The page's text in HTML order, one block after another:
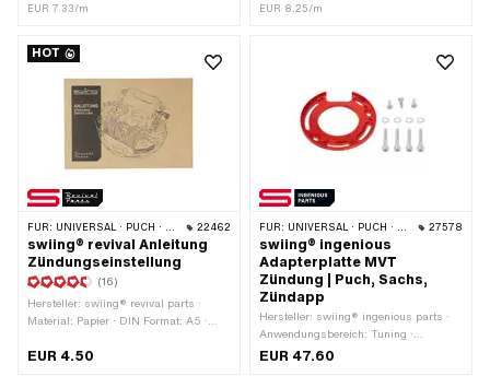
· Subkategorie: Zündkabel
EUR 7.33/m
Subkategorie: Zündkabel · Ø Kabel: 7
EUR 8.25/m
HOT
FÜR: UNIVERSAL · PUCH · SACHS · PIAGGIO · ZÜNDAPP BELMONDO 22462
swiing® revival Anleitung
Zündungseinstellung
(16)
Hersteller: swiing® revival parts ·
Material: Papier · DIN Format: A5 ·
Deutsch
EUR 4.50
FÜR: UNIVERSAL · PUCH · SACHS · ZÜNDAPP BELMONDO 27578
swiing® ingenious
Adapterplatte MVT
Zündung | Puch, Sachs,
Zündapp
Hersteller: swiing® ingenious parts ·
Anwendungsbereich: Tuning ·
Material: Aluminium · Oberfläche:
EUR 47.60